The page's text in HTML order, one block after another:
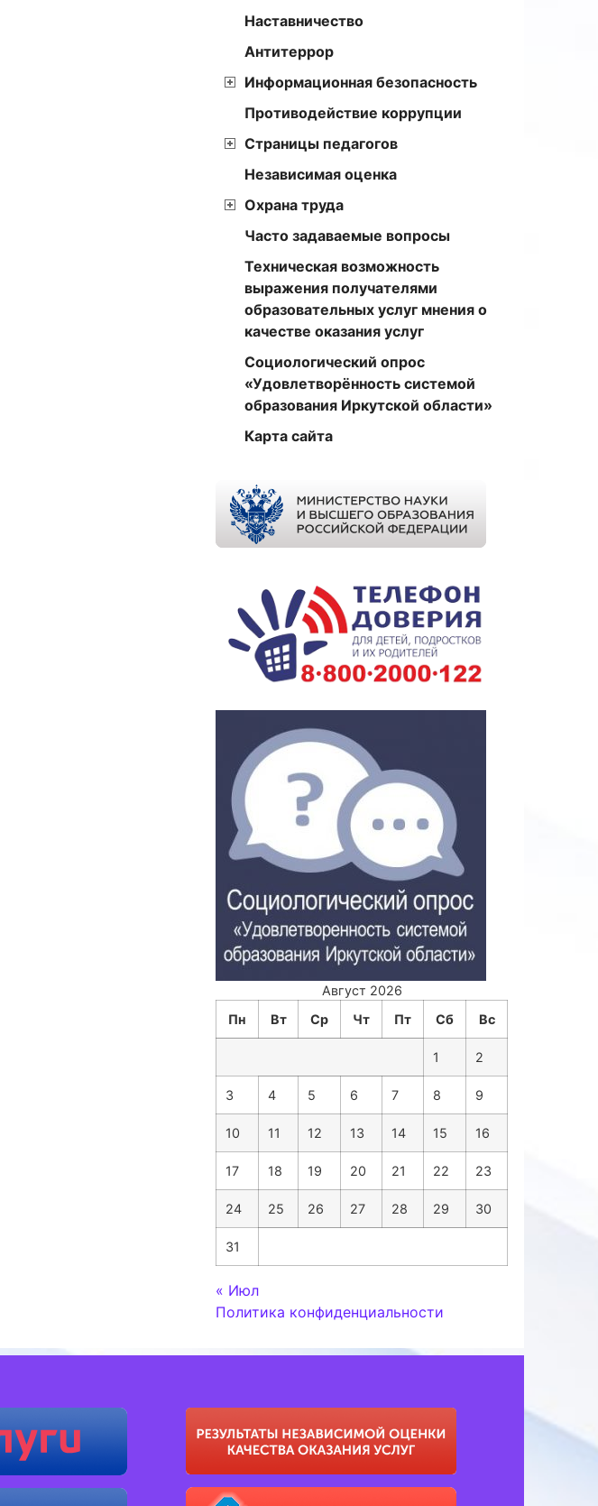
Наставничество
Антитеррор
Информационная безопасность
Противодействие коррупции
Страницы педагогов
Независимая оценка
Охрана труда
Часто задаваемые вопросы
Техническая возможность
выражения получателями
образовательных услуг мнения о
качестве оказания услуг
Социологический опрос
«Удовлетворённость системой
образования Иркутской области»
Карта сайта
Август 2026
Пн
Вт Ср Чт Пт Сб Вс
1 2
3 4 5 6 7 8 9
10 11 12 13 14 15 16
17 18 19 20 21 22 23
24 25 26 27 28 29 30
31
« Июл
Политика конфиденциальности